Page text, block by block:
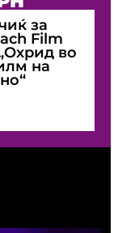
за
Film
во
на